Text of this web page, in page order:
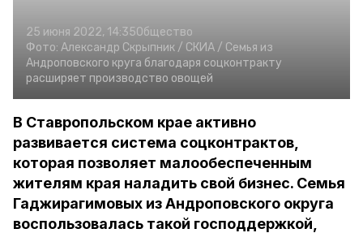
25 июня 2022, 14:35Общество
Фото: Александр Скрыпник / СКИА / Семья из
Андроповского круга благодаря соцконтракту
расширяет производство овощей
В Ставропольском крае активно
развивается система соцконтрактов,
которая позволяет малообеспеченным
жителям края наладить свой бизнес. Семья
Гаджирагимовых из Андроповского округа
воспользовалась такой господдержкой,